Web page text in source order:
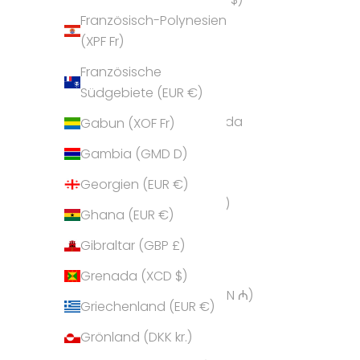
Französisch-Polynesien
(XPF Fr)
Französische
Südgebiete (EUR €)
Gabun (XOF Fr)
Gambia (GMD D)
Georgien (EUR €)
Ghana (EUR €)
Gibraltar (GBP £)
Grenada (XCD $)
Griechenland (EUR €)
Grönland (DKK kr.)
Andorra (EUR €)
Anguilla (XCD $)
Antigua und Barbuda
(XCD $)
Argentinien (EUR €)
Armenien (AMD դր.)
Aruba (AWG ƒ)
Ascension (SHP £)
Aserbaidschan (AZN ₼)
Australien (AUD $)